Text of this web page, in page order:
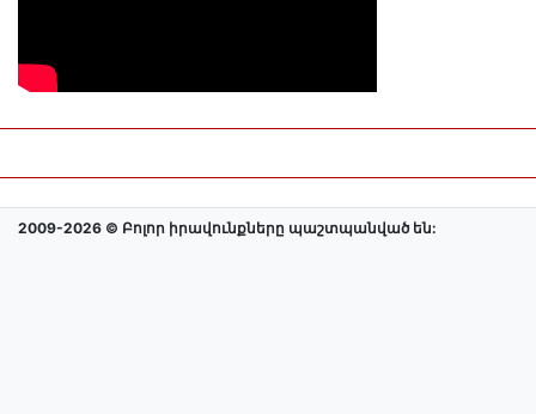
2009-2026 © Բոլոր իրավունքները պաշտպանված են: